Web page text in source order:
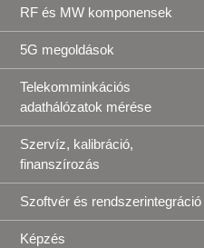
RF és MW komponensek
5G megoldások
Telekomminkációs
adathálózatok mérése
Szervíz, kalibráció,
finanszírozás
Szoftvér és rendszerintegráció
Képzés